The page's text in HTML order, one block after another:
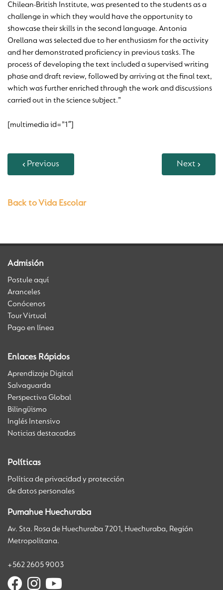
Chilean-British Institute, was presented to the students as a
challenge in which they would have the opportunity to
showcase their skills in the second language. Antonia
Orellana was selected due to her enthusiasm for the activity
and her demonstrated proficiency in previous tasks. The
process of developing the text included a supervised writing
phase and draft review, followed by arriving at the final text,
which was further enriched through the work and discussions
carried out in the science subject.”
[multimedia id=”1″]
Previous Next
Back to Vida Escolar
Admisión
Postule aquí
Aranceles
Conócenos
Tour Virtual
Pago en línea
Enlaces Rápidos
Aprendizaje Digital
Salvaguarda
Perspectiva Global
Bilingüismo
Inglés Intensivo
Noticias destacadas
Políticas
Política de privacidad y protección
de datos personales
Pumahue Huechuraba
Av. Sta. Rosa de Huechuraba 7201, Huechuraba, Región
Metropolitana.
+562 2605 9003